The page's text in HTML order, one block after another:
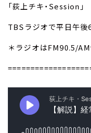
「荻上チキ・Session」
TBSラジオで平日午後
＊ラジオはFM90.5/